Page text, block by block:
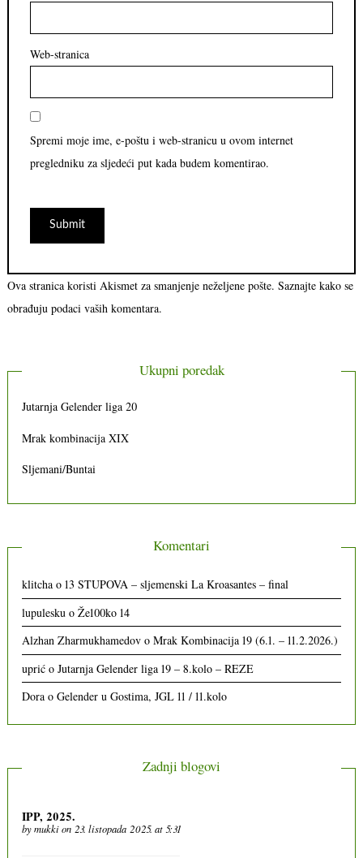
Web-stranica
Spremi moje ime, e-poštu i web-stranicu u ovom internet
pregledniku za sljedeći put kada budem komentirao.
Ova stranica koristi Akismet za smanjenje neželjene pošte. Saznajte kako se
obrađuju podaci vaših komentara.
Ukupni poredak
Jutarnja Gelender liga 20
Mrak kombinacija XIX
Sljemani/Buntai
Komentari
klitcha o13 STUPOVA – sljemenski La Kroasantes – final
lupulesku oŽe100ko 14
Alzhan Zharmukhamedov oMrak Kombinacija 19 (6.1. – 11.2.2026.)
uprić oJutarnja Gelender liga 19 – 8.kolo – REZE
Dora oGelender u Gostima, JGL 11 / 11.kolo
Zadnji blogovi
IPP, 2025.
bymukkion 23. listopada 2025. at 5:31